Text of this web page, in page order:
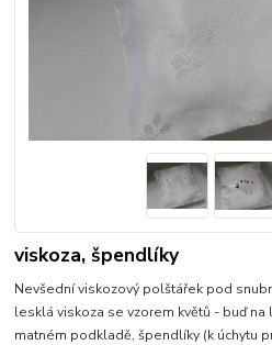
viskoza, špendlíky
Nevšední viskozový polštářek pod
lesklá viskoza se vzorem květů - buď
matném podkladě, špendlíky (k úchytu